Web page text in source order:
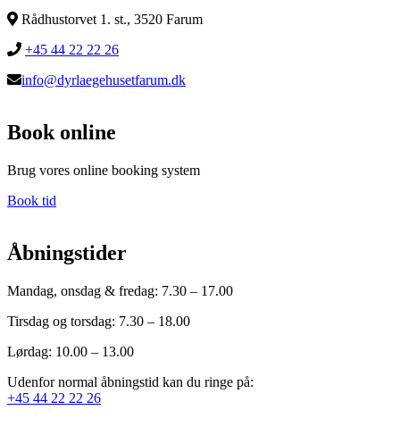
Rådhustorvet 1. st., 3520 Farum
+45 44 22 22 26
info@dyrlaegehusetfarum.dk
Book online
Brug vores online booking system
Book tid
Åbningstider
Mandag, onsdag & fredag: 7.30 – 17.00
Tirsdag og torsdag: 7.30 – 18.00
Lørdag: 10.00 – 13.00
Udenfor normal åbningstid kan du ringe på:
+45 44 22 22 26